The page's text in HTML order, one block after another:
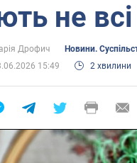
не всі
Дрофич
Новини.
15:49
2 хвилини